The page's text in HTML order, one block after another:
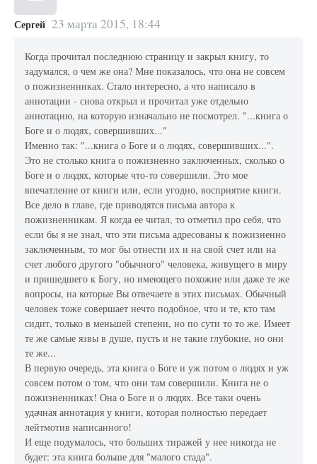
Сергей 23 марта 2015, 18:44
Когда прочитал последнюю страницу и закрыл книгу, то
задумался, о чем же она? Мне показалось, что она не совсем
о пожизненниках. Стало интересно, а что написало в
аннотации - снова открыл и прочитал уже отдельно
аннотацию, на которую изначально не посмотрел. "...книга о
Боге и о людях, совершивших..."
Именно так: "...книга о Боге и о людях, совершивших...".
Это не столько книга о пожизненно заключенных, сколько о
Боге и о людях, которые что-то совершили. Это мое
впечатление от книги или, если угодно, восприятие книги.
Все дело в главе, где приводятся письма автора к
пожизненникам. Я когда ее читал, то отметил про себя, что
если бы я не знал, что эти письма адресованы к пожизненно
заключенным, то мог бы отнести их и на свой счет или на
счет любого другого "обычного" человека, живущего в миру
и пришедшего к Богу, но имеющего похожие или даже те же
вопросы, на которые Вы отвечаете в этих письмах. Обычный
человек тоже совершает нечто подобное, что и те, кто там
сидит, только в меньшей степени, но по сути то то же. Имеет
те же самые язвы в душе, пусть и не такие глубокие, но они
те же...
В первую очередь, эта книга о Боге и уж потом о людях и уж
совсем потом о том, что они там совершили. Книга не о
пожизненниках! Она о Боге и о людях. Все таки очень
удачная аннотация у книги, которая полностью передает
лейтмотив написанного!
И еще подумалось, что больших тиражей у нее никогда не
будет: эта книга больше для "малого стада".